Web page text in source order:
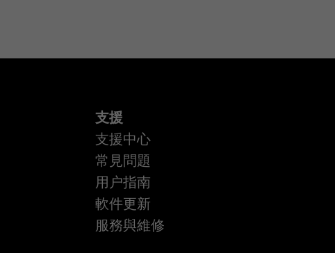
支援
支援中心
常見問題
用户指南
軟件更新
服務與維修